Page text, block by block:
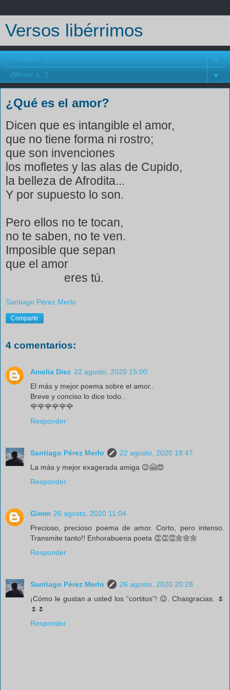
Versos libérrimos
▼
▼
¿Qué es el amor?
Dicen que es intangible el amor,
que no tiene forma ni rostro;
que son invenciones
los mofletes y las alas de Cupido,
la belleza de Afrodita...
Y por supuesto lo son.
Pero ellos no te tocan,
no te saben, no te ven.
Imposible que sepan
que el amor
eres tú.
Santiago Pérez Merlo
Compartir
4 comentarios:
Amelia Diez 22 agosto, 2020 15:00
El más y mejor poema sobre el amor..
Breve y conciso lo dice todo..
🌹🌹🌹🌹🌹🌹
Responder
Santiago Pérez Merlo
22 agosto, 2020 18:47
La más y mejor exagerada amiga 😉🤗😍
Responder
Gimm 26 agosto, 2020 11:04
Precioso, precioso poema de amor. Corto, pero intenso.
Transmite tanto!! Enhorabuena poeta 👏👏👏🌼🌼🌼
Responder
Santiago Pérez Merlo
26 agosto, 2020 20:28
¡Cómo le gustan a usted los “cortitos”! 😉. Chasgracias. 🌷
🌷🌷
Responder